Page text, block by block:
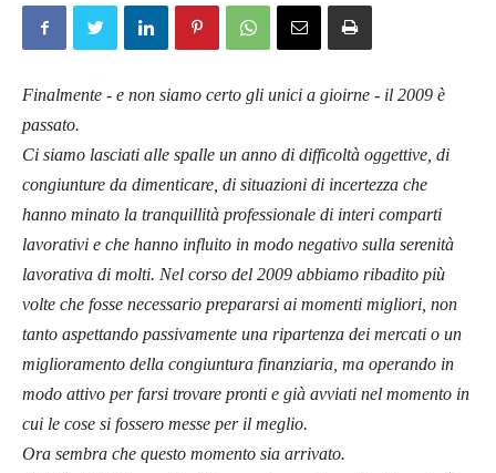
Finalmente - e non siamo certo gli unici a gioirne - il 2009 è
passato.
Ci siamo lasciati alle spalle un anno di difficoltà oggettive, di
congiunture da dimenticare, di situazioni di incertezza che
hanno minato la tranquillità professionale di interi comparti
lavorativi e che hanno influito in modo negativo sulla serenità
lavorativa di molti. Nel corso del 2009 abbiamo ribadito più
volte che fosse necessario prepararsi ai momenti migliori, non
tanto aspettando passivamente una ripartenza dei mercati o un
miglioramento della congiuntura finanziaria, ma operando in
modo attivo per farsi trovare pronti e già avviati nel momento in
cui le cose si fossero messe per il meglio.
Ora sembra che questo momento sia arrivato.